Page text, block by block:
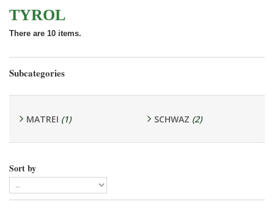
TYROL
There are 10 items.
Subcategories
MATREI (1) SCHWAZ (2)
Sort by